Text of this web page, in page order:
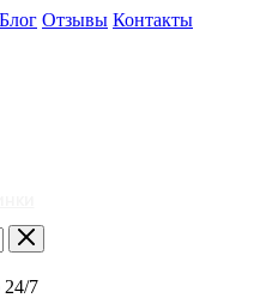
Блог Отзывы Контакты
7